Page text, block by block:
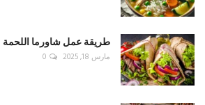
طريقة عمل شاورما اللحمة
مارس 18, 2025 0